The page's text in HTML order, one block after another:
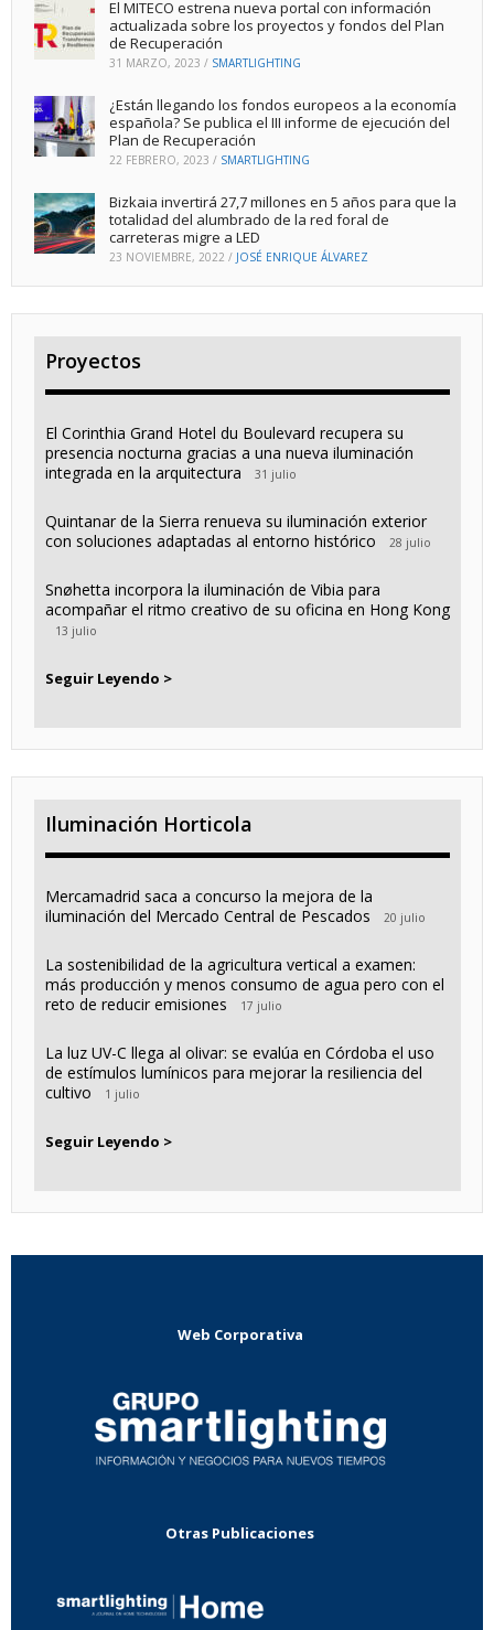
El MITECO estrena nueva portal con información
actualizada sobre los proyectos y fondos del Plan
de Recuperación
31 MARZO, 2023 / SMARTLIGHTING
¿Están llegando los fondos europeos a la economía
española? Se publica el III informe de ejecución del
Plan de Recuperación
22 FEBRERO, 2023 / SMARTLIGHTING
Bizkaia invertirá 27,7 millones en 5 años para que la
totalidad del alumbrado de la red foral de
carreteras migre a LED
23 NOVIEMBRE, 2022 / JOSÉ ENRIQUE ÁLVAREZ
Proyectos
El Corinthia Grand Hotel du Boulevard recupera su
presencia nocturna gracias a una nueva iluminación
integrada en la arquitectura
31 julio
Quintanar de la Sierra renueva su iluminación exterior
con soluciones adaptadas al entorno histórico
28 julio
Snøhetta incorpora la iluminación de Vibia para
acompañar el ritmo creativo de su oficina en Hong Kong
13 julio
Seguir Leyendo >
Iluminación Horticola
Mercamadrid saca a concurso la mejora de la
iluminación del Mercado Central de Pescados
20 julio
La sostenibilidad de la agricultura vertical a examen:
más producción y menos consumo de agua pero con el
reto de reducir emisiones
17 julio
La luz UV-C llega al olivar: se evalúa en Córdoba el uso
de estímulos lumínicos para mejorar la resiliencia del
cultivo
1 julio
Seguir Leyendo >
Web Corporativa
Otras Publicaciones